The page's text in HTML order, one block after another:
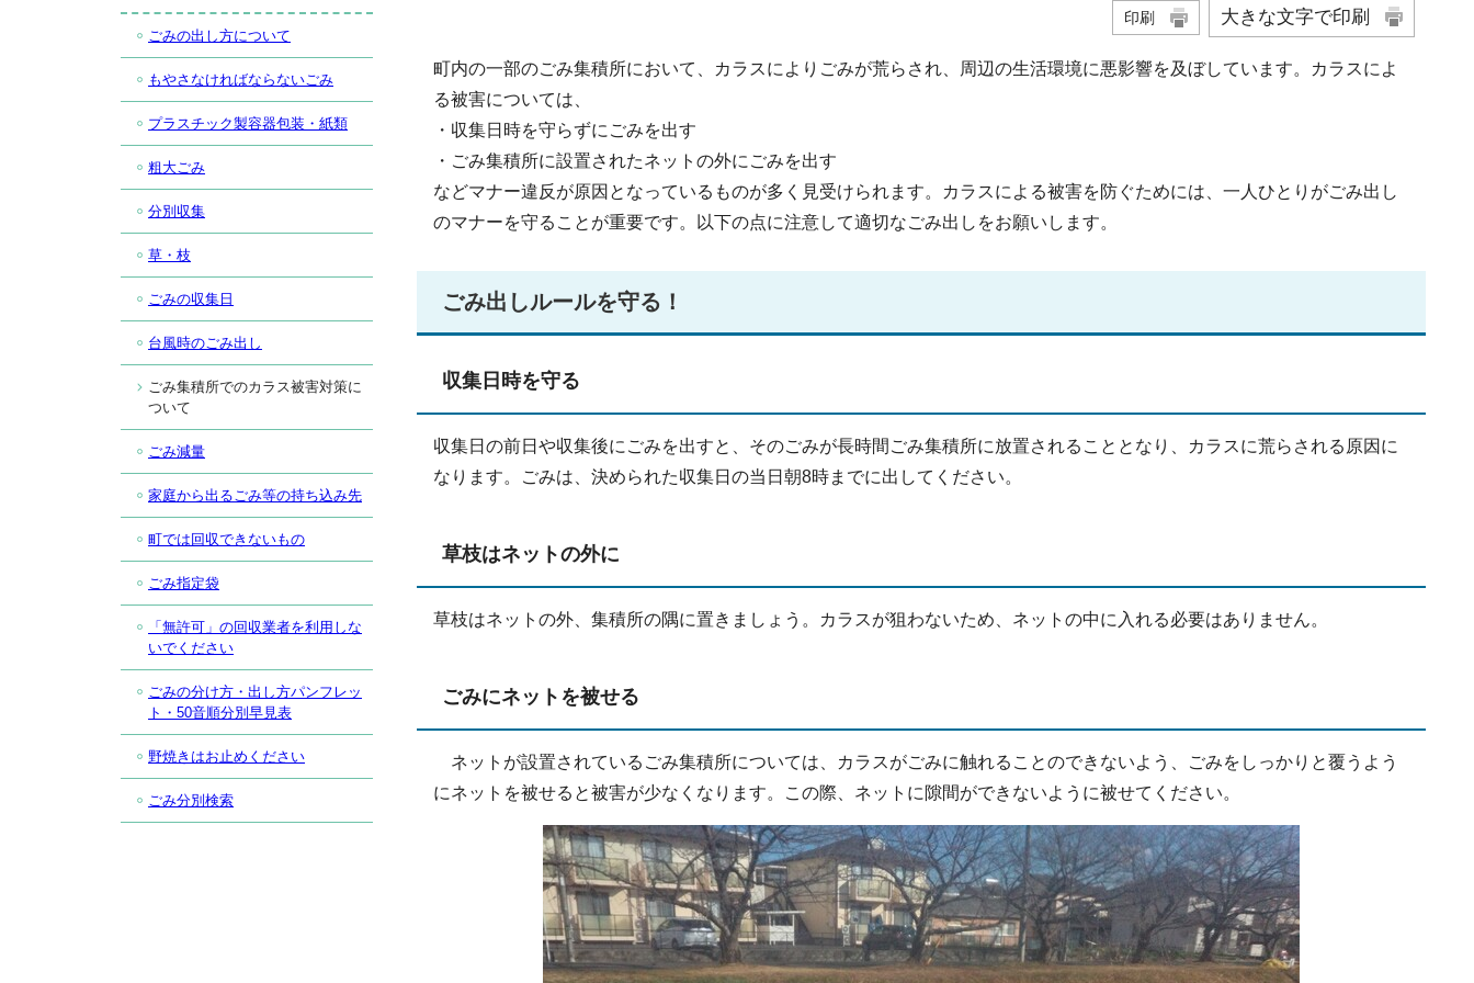
印刷 大きな文字で印刷
町内の一部のごみ集積所において、カラスによりごみが荒らされ、周辺の生活環境に悪影響を及ぼしています。カラスによ
る被害については、
・収集日時を守らずにごみを出す
・ごみ集積所に設置されたネットの外にごみを出す
などマナー違反が原因となっているものが多く見受けられます。カラスによる被害を防ぐためには、一人ひとりがごみ出し
のマナーを守ることが重要です。以下の点に注意して適切なごみ出しをお願いします。
ごみ出しルールを守る！
収集日時を守る
収集日の前日や収集後にごみを出すと、そのごみが長時間ごみ集積所に放置されることとなり、カラスに荒らされる原因に
なります。ごみは、決められた収集日の当日朝8時までに出してください。
草枝はネットの外に
草枝はネットの外、集積所の隅に置きましょう。カラスが狙わないため、ネットの中に入れる必要はありません。
ごみにネットを被せる
ネットが設置されているごみ集積所については、カラスがごみに触れることのできないよう、ごみをしっかりと覆うよう
にネットを被せると被害が少なくなります。この際、ネットに隙間ができないように被せてください。
ごみの出し方について
もやさなければならないごみ
プラスチック製容器包装・紙類
粗大ごみ
分別収集
草・枝
ごみの収集日
台風時のごみ出し
ごみ集積所でのカラス被害対策に
ついて
ごみ減量
家庭から出るごみ等の持ち込み先
町では回収できないもの
ごみ指定袋
「無許可」の回収業者を利用しな
いでください
ごみの分け方・出し方パンフレッ
ト・50音順分別早見表
野焼きはお止めください
ごみ分別検索